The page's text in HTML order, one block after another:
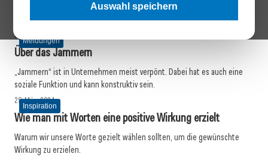
Auswahl speichern
Erhöhte Arbeitsbelastung sollte vorhersehbar und planbar für
Mitarbeitende sein.
Meldungen
23. April 2024
Über das Jammern
„Jammern“ ist in Unternehmen meist verpönt. Dabei hat es auch eine
soziale Funktion und kann konstruktiv sein.
Inspiration
29. März 2024
Wie man mit Worten eine positive Wirkung erzielt
Warum wir unsere Worte gezielt wählen sollten, um die gewünschte
Wirkung zu erzielen.